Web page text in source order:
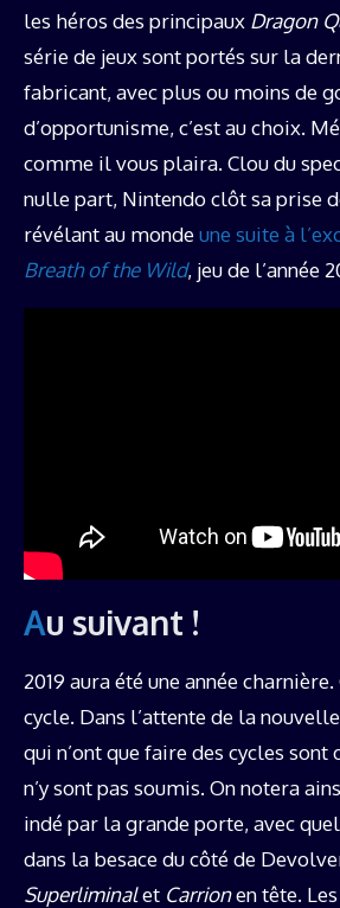
les héros des principaux Dragon
série de jeux sont portés sur la
fabricant, avec plus ou moins de
d’opportunisme, c’est au choix.
comme il vous plaira. Clou du
nulle part, Nintendo clôt sa prise
révélant au mondeune suite à
Breath of the Wild, jeu de l’année
Au suivant !
2019 aura été une année
cycle. Dans l’attente de la
qui n’ont que faire des cycles sont
n’y sont pas soumis. On notera
indé par la grande porte, avec
dans la besace du côté de
Superliminalet Carrionen tête.